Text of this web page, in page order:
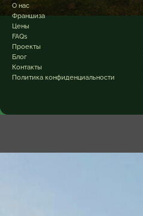
О нас
Франшиза
Цены
FAQs
Проекты
Блог
Контакты
Политика конфиденциальности